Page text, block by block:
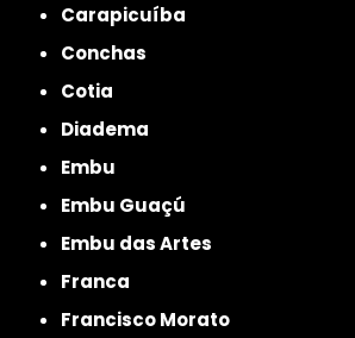
Carapicuíba
Conchas
Cotia
Diadema
Embu
Embu Guaçú
Embu das Artes
Franca
Francisco Morato